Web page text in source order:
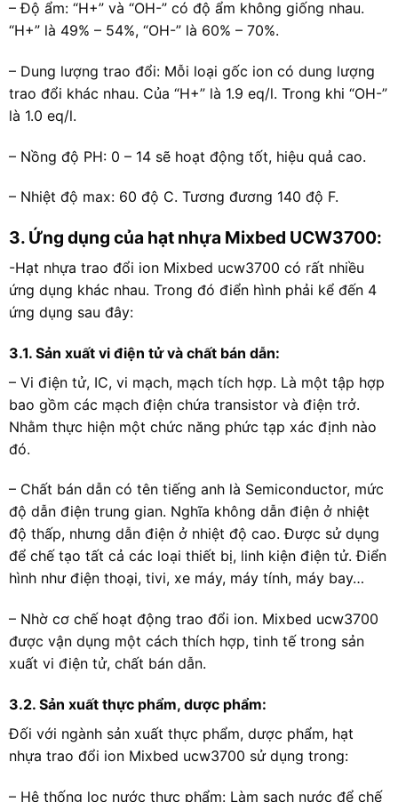
– Độ ẩm: “H+” và “OH-” có độ ẩm không giống nhau.
“H+” là 49% – 54%, “OH-” là 60% – 70%.
– Dung lượng trao đổi: Mỗi loại gốc ion có dung lượng
trao đổi khác nhau. Của “H+” là 1.9 eq/l. Trong khi “OH-”
là 1.0 eq/l.
– Nồng độ PH: 0 – 14 sẽ hoạt động tốt, hiệu quả cao.
– Nhiệt độ max: 60 độ C. Tương đương 140 độ F.
3. Ứng dụng của hạt nhựa Mixbed UCW3700:
-Hạt nhựa trao đổi ion Mixbed ucw3700 có rất nhiều
ứng dụng khác nhau. Trong đó điển hình phải kể đến 4
ứng dụng sau đây:
3.1. Sản xuất vi điện tử và chất bán dẫn:
– Vi điện tử, IC, vi mạch, mạch tích hợp. Là một tập hợp
bao gồm các mạch điện chứa transistor và điện trở.
Nhằm thực hiện một chức năng phức tạp xác định nào
đó.
– Chất bán dẫn có tên tiếng anh là Semiconductor, mức
độ dẫn điện trung gian. Nghĩa không dẫn điện ở nhiệt
độ thấp, nhưng dẫn điện ở nhiệt độ cao. Được sử dụng
để chế tạo tất cả các loại thiết bị, linh kiện điện tử. Điển
hình như điện thoại, tivi, xe máy, máy tính, máy bay…
– Nhờ cơ chế hoạt động trao đổi ion. Mixbed ucw3700
được vận dụng một cách thích hợp, tinh tế trong sản
xuất vi điện tử, chất bán dẫn.
3.2. Sản xuất thực phẩm, dược phẩm:
Đối với ngành sản xuất thực phẩm, dược phẩm, hạt
nhựa trao đổi ion Mixbed ucw3700 sử dụng trong:
– Hệ thống lọc nước thực phẩm: Làm sạch nước để chế